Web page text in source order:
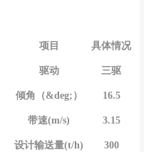
项目 具体情况
驱动 三驱
倾角（&deg;） 16.5
带速(m/s) 3.15
设计输送量(t/h) 300